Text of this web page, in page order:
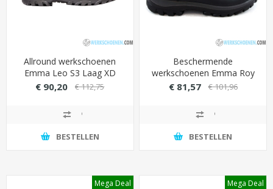
Allround werkschoenen
Emma Leo S3 Laag XD
met stalen veiligheid (extra
€ 90,20 € 112,75
BESTELLEN
Beschermende
werkschoenen Emma Roy
S2 laag met ademende
€ 81,57 € 101,96
BESTELLEN
Mega Deal Mega Deal